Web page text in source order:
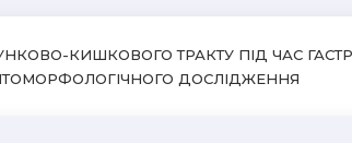
КИШКОВОГО ТРАКТУ ПІД ЧАС
ДОСЛІДЖЕННЯ